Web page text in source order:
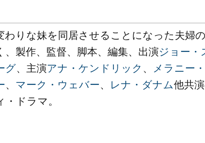
わりな妹を同居させることになった夫婦
、製作、監督、脚本、編集、出演ジョー・
グ、主演アナ・ケンドリック 、
メラニー
、 マーク・ウェバー、 レナ・ダナム他共
・ドラマ。